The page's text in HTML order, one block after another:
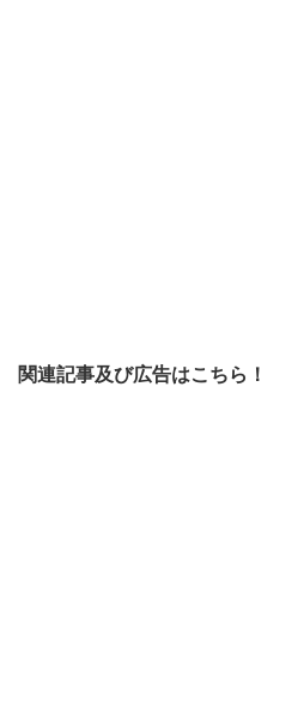
関連記事及び広告はこちら！